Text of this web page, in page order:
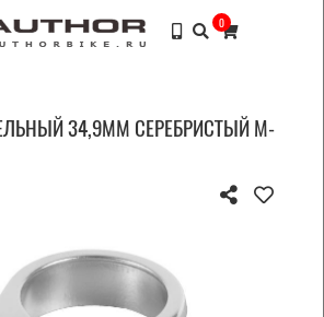
0
34,9ММ СЕРЕБРИСТЫЙ M-